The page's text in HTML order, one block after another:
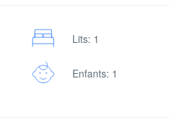
Lits: 1
Enfants: 1